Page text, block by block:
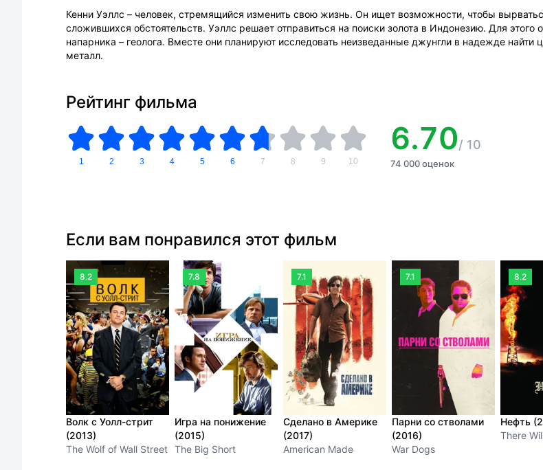
Кенни Уэллс – человек, стремящийся изменить свою жизнь. Он ищет возможности, чтобы
сложившихся обстоятельств. Уэллс решает отправиться на поиски золота в Индонезию. Для этого
напарника – геолога. Вместе они планируют исследовать неизведанные джунгли в надежде найти
металл.
Рейтинг фильма
1 2 3 4 5 6 7 8 9 10
6.70/ 10
74 000 оценок
Если вам понравился этот фильм
8.2
Волк с Уолл-стрит
(2013)
The Wolf of Wall Street
7.8
Игра на понижение
(2015)
The Big Short
7.1
Сделано в Америке
(2017)
American Made
7.1
Парни со стволами
(2016)
War Dogs
8.2
Нефть
There